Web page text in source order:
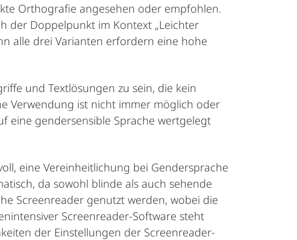
Orthografie angesehen oder empfohlen.
der Doppelpunkt im Kontext „Leichter
alle drei Varianten erfordern eine hohe
und Textlösungen zu sein, die kein
Verwendung ist nicht immer möglich oder
eine gendersensible Sprache wertgelegt
eine Vereinheitlichung bei Gendersprache
da sowohl blinde als auch sehende
Screenreader genutzt werden, wobei die
Screenreader-Software steht
der Einstellungen der Screenreader-